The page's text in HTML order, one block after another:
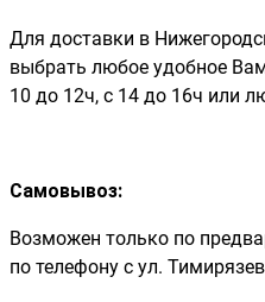
Для доставки в
выбрать любое удобное
10 до 12ч, с 14 до 16ч или
Самовывоз:
Возможен только по
по телефону с ул.